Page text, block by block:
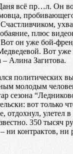
всё пр…л. Он
плюс
Вот он уже бой-
Вот уже
– Алина Загитова.
политических
молодым
сезона
вот только
отдохнул, улетел
350 тысяч
ни контрактов, ни